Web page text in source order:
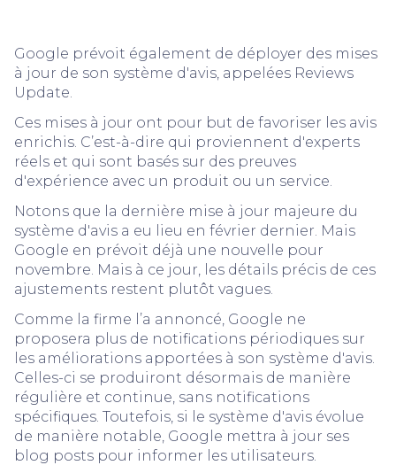
Google prévoit également de déployer des mises
à jour de son système d'avis, appelées Reviews
Update.
Ces mises à jour ont pour but de favoriser les avis
enrichis. C’est-à-dire qui proviennent d'experts
réels et qui sont basés sur des preuves
d'expérience avec un produit ou un service.
Notons que la dernière mise à jour majeure du
système d'avis a eu lieu en février dernier. Mais
Google en prévoit déjà une nouvelle pour
novembre. Mais à ce jour, les détails précis de ces
ajustements restent plutôt vagues.
Comme la firme l’a annoncé, Google ne
proposera plus de notifications périodiques sur
les améliorations apportées à son système d'avis.
Celles-ci se produiront désormais de manière
régulière et continue, sans notifications
spécifiques. Toutefois, si le système d'avis évolue
de manière notable, Google mettra à jour ses
blog posts pour informer les utilisateurs.